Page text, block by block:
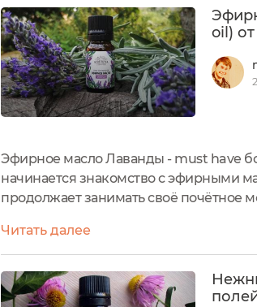
oil)
Эфирное масло Лаванды - must have
начинается знакомство с эфирными
продолжает занимать своё почётное
SIBERINA уверенно...
Читать далее